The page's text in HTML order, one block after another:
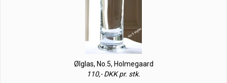
Ølglas, No.5, Holmegaard
110,- DKK pr. stk.